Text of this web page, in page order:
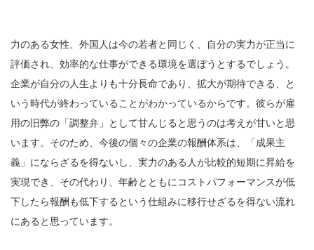
力のある女性、外国人は今の若者と同じく、自分の実力が正当に
評価され、効率的な仕事ができる環境を選ぼうとするでしょう。
企業が自分の人生よりも十分長命であり、拡大が期待できる、と
いう時代が終わっていることがわかっているからです。彼らが雇
用の旧弊の「調整弁」として甘んじると思うのは考えが甘いと思
います。そのため、今後の個々の企業の報酬体系は、「成果主
義」にならざるを得ないし、実力のある人が比較的短期に昇給を
実現でき、その代わり、年齢とともにコストパフォーマンスが低
下したら報酬も低下するという仕組みに移行せざるを得ない流れ
にあると思っています。